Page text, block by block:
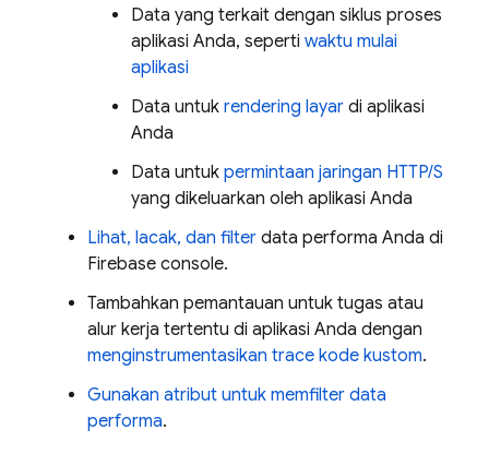
Data yang terkait dengan siklus proses
aplikasi Anda, seperti waktu mulai
aplikasi
Data untuk rendering layar di aplikasi
Anda
Data untuk permintaan jaringan HTTP/S
yang dikeluarkan oleh aplikasi Anda
Lihat, lacak, dan filter data performa Anda di
Firebase console.
Tambahkan pemantauan untuk tugas atau
alur kerja tertentu di aplikasi Anda dengan
menginstrumentasikan trace kode kustom.
Gunakan atribut untuk memfilter data
performa.